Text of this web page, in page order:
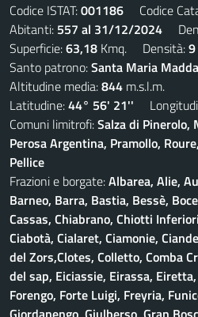
Codice ISTAT:001186 Codice
Abitanti: 557 al 31/12/2024
Superficie:63,18 Kmq. Densità:9
Santo patrono:Santa Maria
Altitudine media:844 m.s.l.m.
Latitudine:44° 56' 21''
Comuni limitrofi:Salza di Pinerolo,
Perosa Argentina, Pramollo,
Pellice
Frazioni e borgate:Albarea, Alie,
Barneo, Barra, Bastia, Bessè,
Cassas, Chiabrano, Chiotti
Ciabotà, Cialaret, Ciamonie,
del Zors,Clotes, Colletto, Comba
del sap, Eiciassie, Eirassa,
Forengo, Forte Luigi, Freyria,